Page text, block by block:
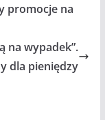
promocje na
na wypadek”.
dla pieniędzy